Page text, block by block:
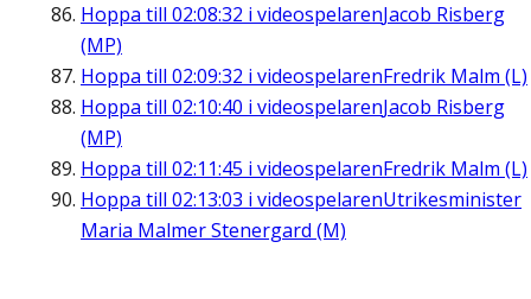
Hoppa till 02:08:32 i videospelarenJacob Risberg
(MP)
Hoppa till 02:09:32 i videospelarenFredrik Malm (L)
Hoppa till 02:10:40 i videospelarenJacob Risberg
(MP)
Hoppa till 02:11:45 i videospelarenFredrik Malm (L)
Hoppa till 02:13:03 i videospelarenUtrikesminister
Maria Malmer Stenergard (M)